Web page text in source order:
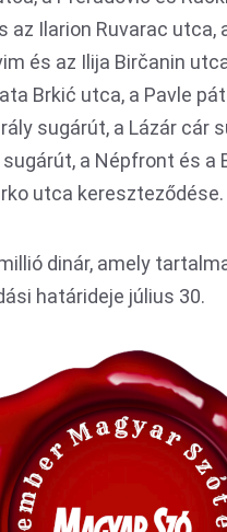
az Ilarion Ruvarac utca,
és az Ilija Birčanin
Brkić utca, a Pavle
sugárút, a Lázár cár
a Népfront és a
utca kereszteződése.
dinár, amely
határideje július 30.